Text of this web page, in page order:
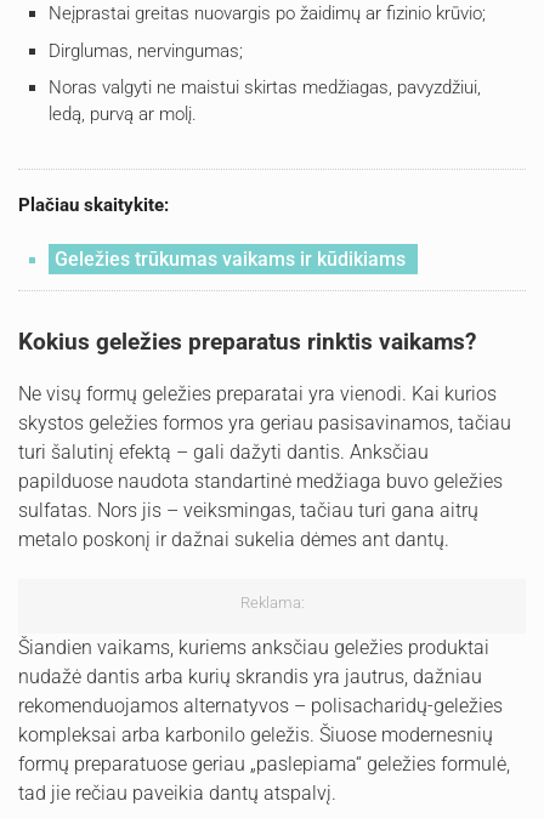
Neįprastai greitas nuovargis po žaidimų ar fizinio krūvio;
Dirglumas, nervingumas;
Noras valgyti ne maistui skirtas medžiagas, pavyzdžiui,
ledą, purvą ar molį.
Plačiau skaitykite:
Geležies trūkumas vaikams ir kūdikiams
Kokius geležies preparatus rinktis vaikams?
Ne visų formų geležies preparatai yra vienodi. Kai kurios
skystos geležies formos yra geriau pasisavinamos, tačiau
turi šalutinį efektą – gali dažyti dantis. Anksčiau
papilduose naudota standartinė medžiaga buvo geležies
sulfatas. Nors jis – veiksmingas, tačiau turi gana aitrų
metalo poskonį ir dažnai sukelia dėmes ant dantų.
Reklama:
Šiandien vaikams, kuriems anksčiau geležies produktai
nudažė dantis arba kurių skrandis yra jautrus, dažniau
rekomenduojamos alternatyvos – polisacharidų-geležies
kompleksai arba karbonilo geležis. Šiuose modernesnių
formų preparatuose geriau „paslepiama“ geležies formulė,
tad jie rečiau paveikia dantų atspalvį.